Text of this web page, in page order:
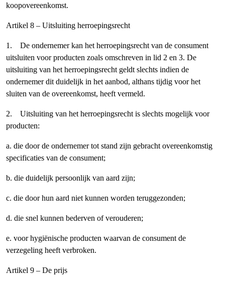
koopovereenkomst.
Artikel 8 – Uitsluiting herroepingsrecht
1. De ondernemer kan het herroepingsrecht van de consument
uitsluiten voor producten zoals omschreven in lid 2 en 3. De
uitsluiting van het herroepingsrecht geldt slechts indien de
ondernemer dit duidelijk in het aanbod, althans tijdig voor het
sluiten van de overeenkomst, heeft vermeld.
2. Uitsluiting van het herroepingsrecht is slechts mogelijk voor
producten:
a. die door de ondernemer tot stand zijn gebracht overeenkomstig
specificaties van de consument;
b. die duidelijk persoonlijk van aard zijn;
c. die door hun aard niet kunnen worden teruggezonden;
d. die snel kunnen bederven of verouderen;
e. voor hygiënische producten waarvan de consument de
verzegeling heeft verbroken.
Artikel 9 – De prijs